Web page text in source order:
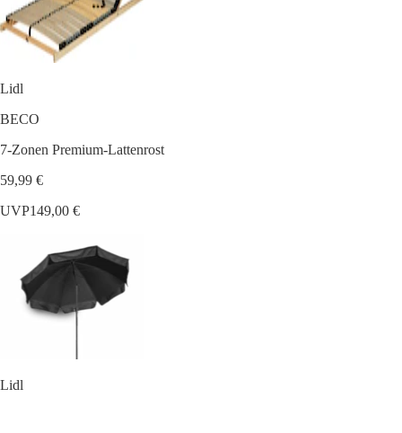
Lidl
BECO
7-Zonen Premium-Lattenrost
59,99 €
UVP149,00 €
Lidl